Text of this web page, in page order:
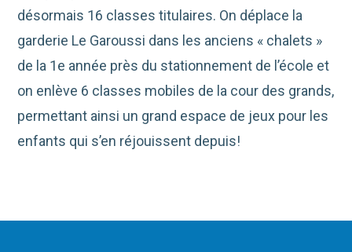
désormais 16 classes titulaires. On déplace la
garderie Le Garoussi dans les anciens « chalets »
de la 1e année près du stationnement de l’école et
on enlève 6 classes mobiles de la cour des grands,
permettant ainsi un grand espace de jeux pour les
enfants qui s’en réjouissent depuis!